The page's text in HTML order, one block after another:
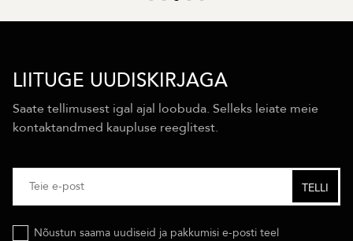
LIITUGE UUDISKIRJAGA
Saate tellimusest igal ajal loobuda. Selleks leiate meie
kontaktandmed kaupluse reeglitest.
Nõustun saama uudiseid ja pakkumisi e-posti teel